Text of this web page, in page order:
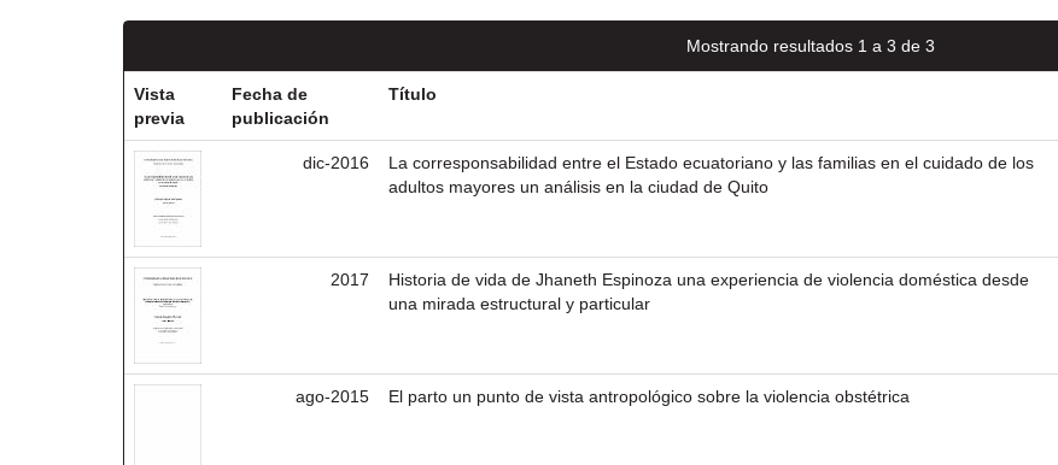
Mostrando resultados 1 a 3 de 3
Vista
previa
Fecha de
publicación
Título
dic-2016
La corresponsabilidad entre el Estado ecuatoriano y las familias en el cuidado de los
adultos mayores un análisis en la ciudad de Quito
2017
Historia de vida de Jhaneth Espinoza una experiencia de violencia doméstica desde
una mirada estructural y particular
ago-2015 El parto un punto de vista antropológico sobre la violencia obstétrica